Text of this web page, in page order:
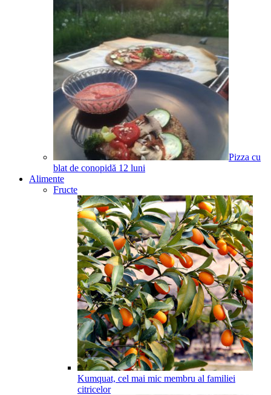
Pizza cu
blat de conopidă 12 luni
Alimente
Fructe
Kumquat, cel mai mic membru al familiei
citricelor